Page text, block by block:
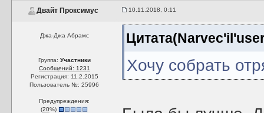
Двайт Проксимус 10.11.2018, 0:11
Джа-Джа Абрамс
Группа: Участники
Сообщений: 1231
Регистрация: 11.2.2015
Пользователь №: 25996
Предупреждения:
(20%)
Хочу собрать